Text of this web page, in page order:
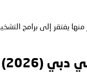
يفتقر إلى برامج
(2026)